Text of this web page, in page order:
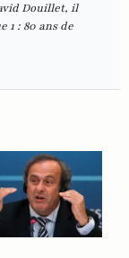
Douillet, il
1 : 80 ans de